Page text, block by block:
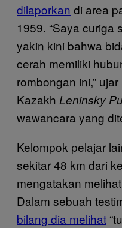
dilaporkan di area
1959. “Saya curiga
yakin kini bahwa
cerah memiliki
rombongan ini,”
Kazakh Leninsky
wawancara yang
Kelompok pelajar
sekitar 48 km dari
mengatakan
Dalam sebuah
bilang dia melihat